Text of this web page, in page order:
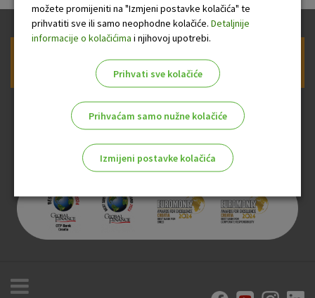
Prijava na newsletter OTP banke
možete promijeniti na "Izmjeni postavke kolačića" te
prihvatiti sve ili samo neophodne kolačiće. Detaljnije
informacije o kolačićima i njihovoj upotrebi.
Prihvati sve kolačiće
Prihvaćam samo nužne kolačiće
Izmijeni postavke kolačića